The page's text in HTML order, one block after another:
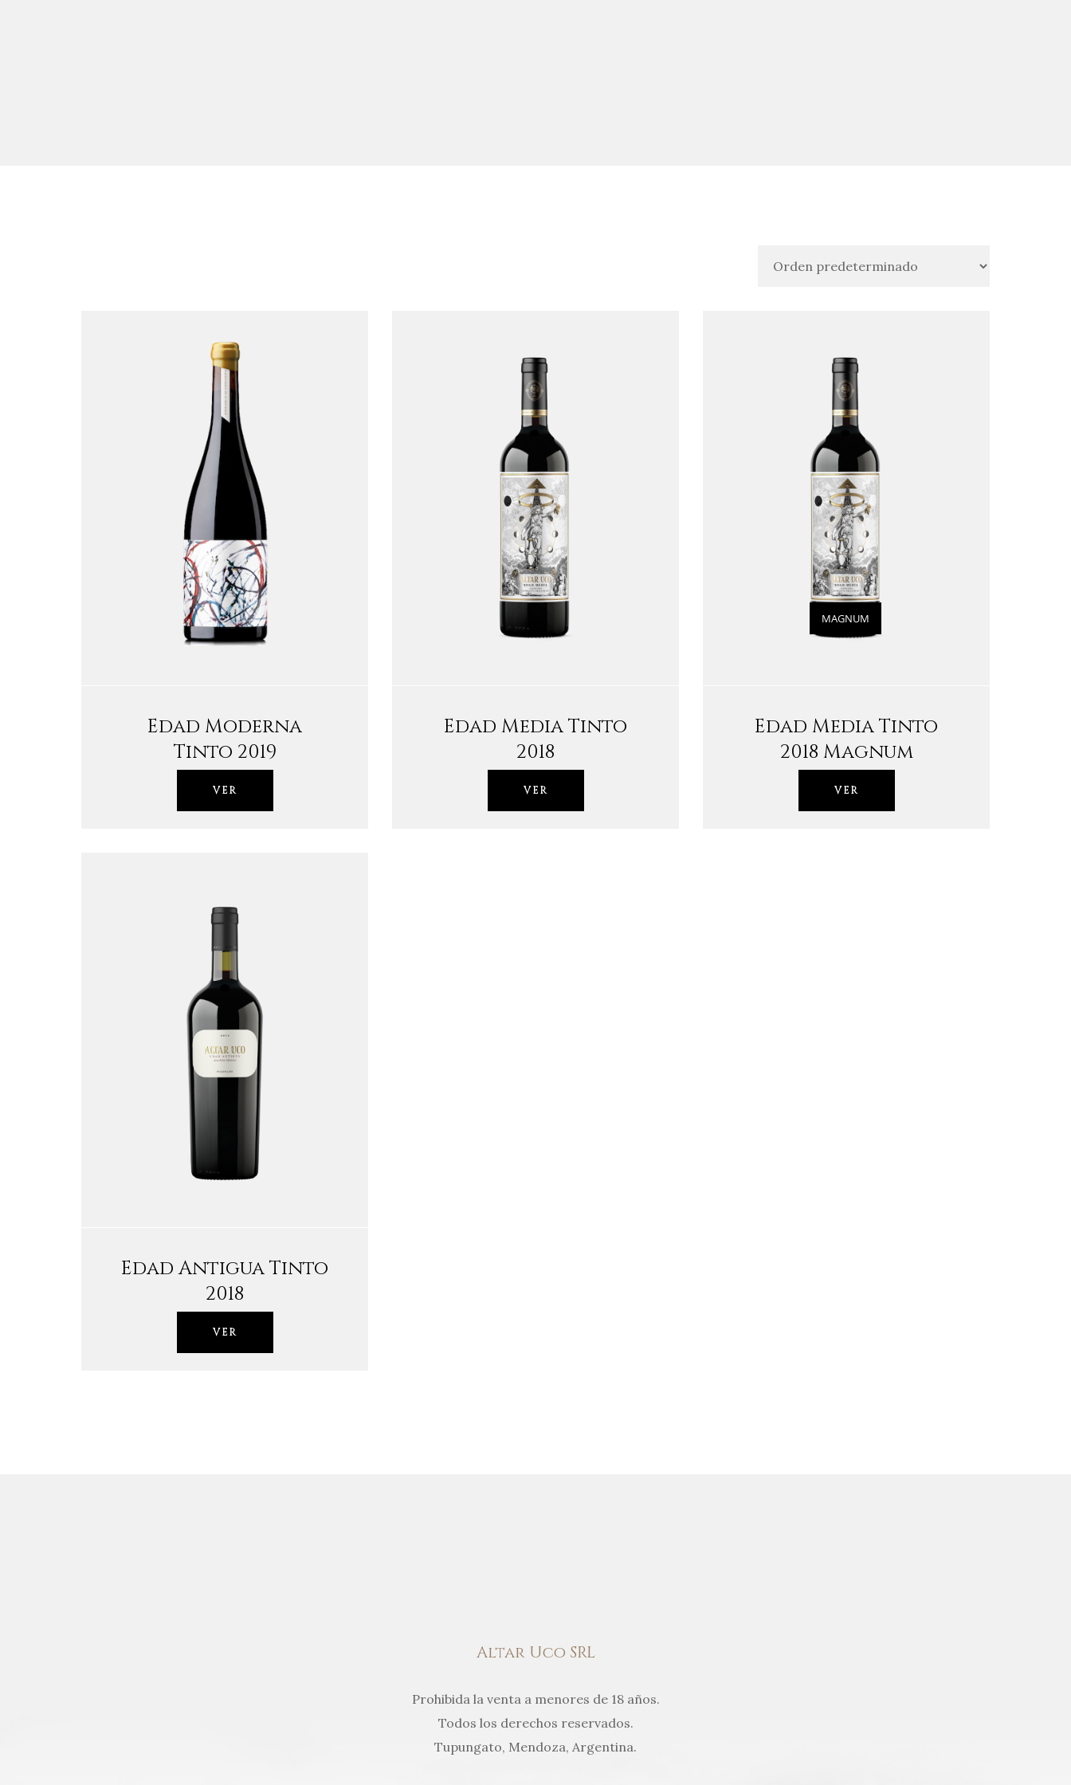
Edad Moderna
Tinto 2019
VER
Edad Media Tinto
2018
VER
MAGNUM
Edad Media Tinto
2018 Magnum
VER
Edad Antigua Tinto
2018
VER
Altar Uco SRL
Prohibida la venta a menores de 18 años.
Todos los derechos reservados.
Tupungato, Mendoza, Argentina.